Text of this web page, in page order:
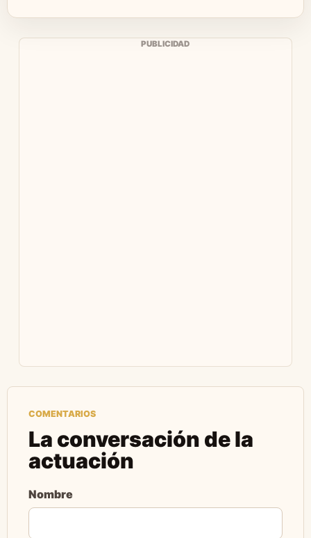
PUBLICIDAD
COMENTARIOS
La conversación de la
actuación
Nombre